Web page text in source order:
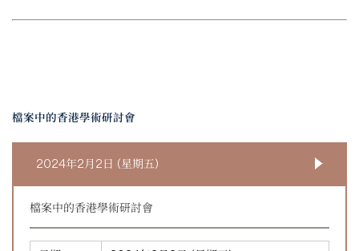
檔案中的香港學術研討會
2024年2月2日 (星期五)
檔案中的香港學術研討會